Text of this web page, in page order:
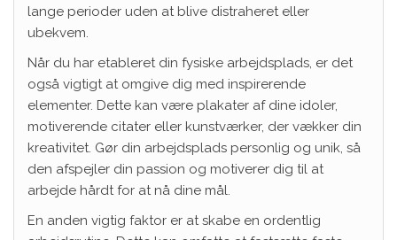
lange perioder uden at blive distraheret eller
ubekvem.
Når du har etableret din fysiske arbejdsplads, er det
også vigtigt at omgive dig med inspirerende
elementer. Dette kan være plakater af dine idoler,
motiverende citater eller kunstværker, der vækker din
kreativitet. Gør din arbejdsplads personlig og unik, så
den afspejler din passion og motiverer dig til at
arbejde hårdt for at nå dine mål.
En anden vigtig faktor er at skabe en ordentlig